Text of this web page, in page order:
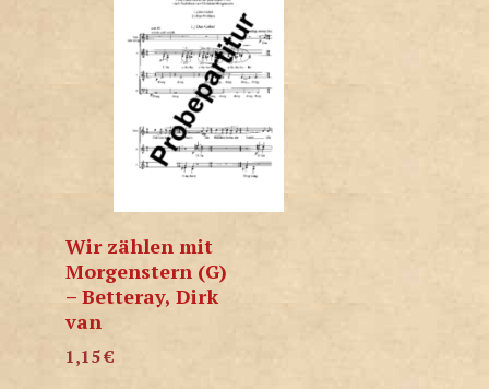
Wir zählen mit
Morgenstern (G)
– Betteray, Dirk
van
1,15€